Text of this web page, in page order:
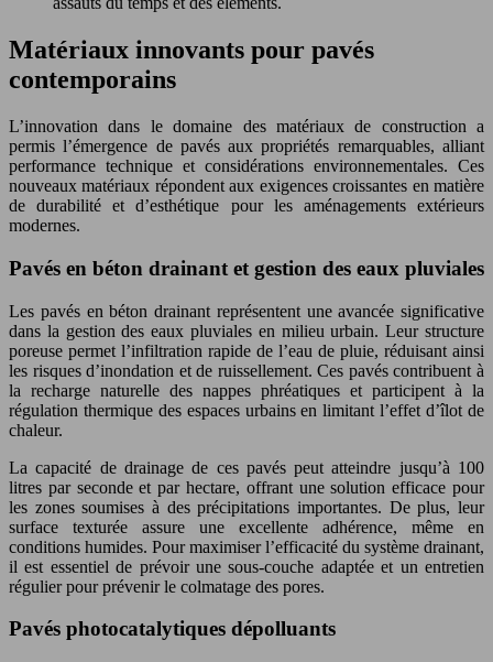
Matériaux innovants pour pavés
contemporains
L’innovation dans le domaine des matériaux de construction a
permis l’émergence de pavés aux propriétés remarquables, alliant
performance technique et considérations environnementales. Ces
nouveaux matériaux répondent aux exigences croissantes en matière
de durabilité et d’esthétique pour les aménagements extérieurs
modernes.
Pavés en béton drainant et gestion des eaux pluviales
Les pavés en béton drainant représentent une avancée significative
dans la gestion des eaux pluviales en milieu urbain. Leur structure
poreuse permet l’infiltration rapide de l’eau de pluie, réduisant ainsi
les risques d’inondation et de ruissellement. Ces pavés contribuent à
la recharge naturelle des nappes phréatiques et participent à la
régulation thermique des espaces urbains en limitant l’effet d’îlot de
chaleur.
La capacité de drainage de ces pavés peut atteindre jusqu’à 100
litres par seconde et par hectare, offrant une solution efficace pour
les zones soumises à des précipitations importantes. De plus, leur
surface texturée assure une excellente adhérence, même en
conditions humides. Pour maximiser l’efficacité du système drainant,
il est essentiel de prévoir une sous-couche adaptée et un entretien
régulier pour prévenir le colmatage des pores.
Pavés photocatalytiques dépolluants